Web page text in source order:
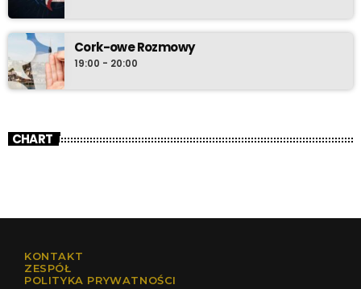
Cork-owe Rozmowy
19:00 - 20:00
CHART
KONTAKT
ZESPÓŁ
POLITYKA PRYWATNOŚCI